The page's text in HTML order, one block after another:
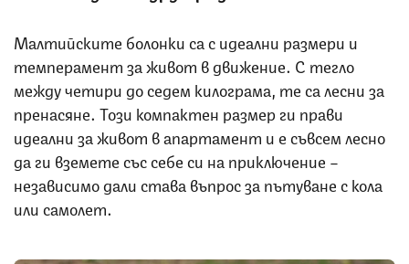
Малтийските болонки са с идеални размери и
темперамент за живот в движение. С тегло
между четири до седем килограма, те са лесни за
пренасяне. Този компактен размер ги прави
идеални за живот в апартамент и е съвсем лесно
да ги вземете със себе си на приключение –
независимо дали става въпрос за пътуване с кола
или самолет.